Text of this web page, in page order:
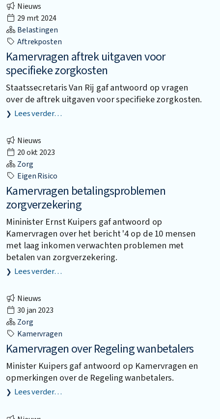
Nieuws
29 mrt 2024
Belastingen
Aftrekposten
Kamervragen aftrek uitgaven voor
specifieke zorgkosten
Staatssecretaris Van Rij gaf antwoord op vragen
over de aftrek uitgaven voor specifieke zorgkosten.
Lees verder…
Nieuws
20 okt 2023
Zorg
Eigen Risico
Kamervragen betalingsproblemen
zorgverzekering
Mininister Ernst Kuipers gaf antwoord op
Kamervragen over het bericht '4 op de 10 mensen
met laag inkomen verwachten problemen met
betalen van zorgverzekering.
Lees verder…
Nieuws
30 jan 2023
Zorg
Kamervragen
Kamervragen over Regeling wanbetalers
Minister Kuipers gaf antwoord op Kamervragen en
opmerkingen over de Regeling wanbetalers.
Lees verder…